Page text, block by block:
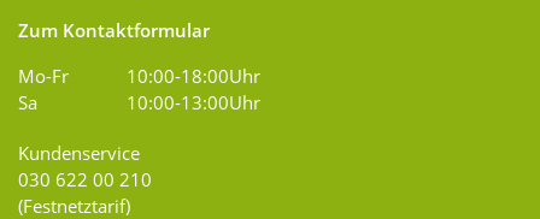
Zum Kontaktformular
Mo-Fr
10:00-18:00Uhr
Sa
10:00-13:00Uhr
Kundenservice
030 622 00 210
(Festnetztarif)